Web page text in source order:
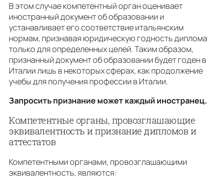
В этом случае компетентный орган оценивает
иностранный документ об образовании и
устанавливает его соответствие итальянским
нормам, признавая юридическую годность диплома
только для определенных целей. Таким образом,
признанный документ об образовании будет годен в
Италии лишь в некоторых сферах, как продолжение
учебы для получения профессии в Италии.
Запросить признание может каждый иностранец.
Компетентные органы, провозглашающие
эквивалентность и признание дипломов и
аттестатов
Компетентными органами, провозглашающими
эквивалентность, являются: